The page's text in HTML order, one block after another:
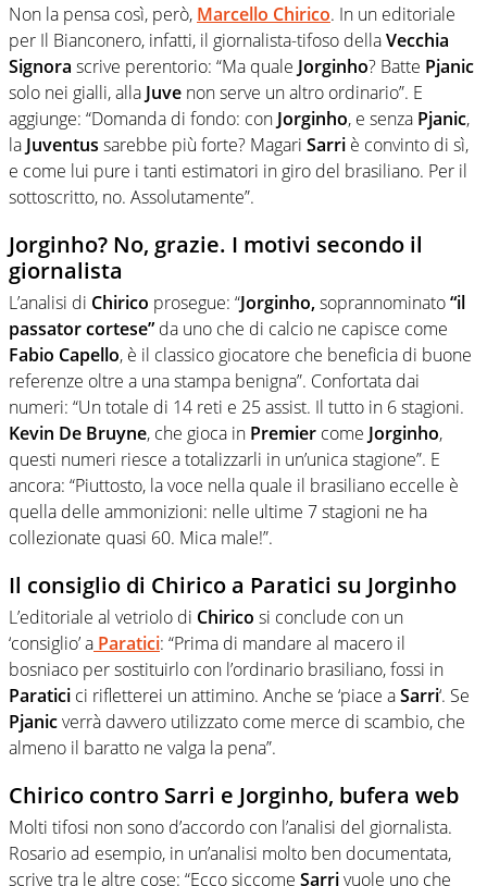
Non la pensa così, però, Marcello Chirico. In un editoriale
per Il Bianconero, infatti, il giornalista-tifoso dellaVecchia
Signora scrive perentorio: “Ma quale Jorginho? Batte Pjanic
solo nei gialli, alla Juve non serve un altro ordinario”. E
aggiunge: “Domanda di fondo: con Jorginho, e senza Pjanic,
la Juventus sarebbe più forte? Magari Sarri è convinto di sì,
e come lui pure i tanti estimatori in giro del brasiliano. Per il
sottoscritto, no. Assolutamente”.
Jorginho? No, grazie. I motivi secondo il
giornalista
L’analisi di Chirico prosegue: “Jorginho,soprannominato“il
passator cortese” da uno che di calcio ne capisce come
Fabio Capello, è il classico giocatore che beneficia di buone
referenze oltre a una stampa benigna”. Confortata dai
numeri: “Un totale di 14 reti e 25 assist. Il tutto in 6 stagioni.
Kevin De Bruyne, che gioca in Premier come Jorginho,
questi numeri riesce a totalizzarli in un’unica stagione”. E
ancora: “Piuttosto, la voce nella quale il brasiliano eccelle è
quella delle ammonizioni: nelle ultime 7 stagioni ne ha
collezionate quasi 60. Mica male!”.
Il consiglio di Chirico a Paratici su Jorginho
L’editoriale al vetriolo di Chirico si conclude con un
‘consiglio’ a Paratici: “Prima di mandare al macero il
bosniaco per sostituirlo con l’ordinario brasiliano, fossi in
Paratici ci rifletterei un attimino. Anche se ‘piace aSarri‘. Se
Pjanicverrà davvero utilizzato come merce di scambio, che
almeno il baratto ne valga la pena”.
Chirico contro Sarri e Jorginho, bufera web
Molti tifosi non sono d’accordo con l’analisi del giornalista.
Rosario ad esempio, in un’analisi molto ben documentata,
scrive tra le altre cose: “Ecco siccome Sarrivuole uno che